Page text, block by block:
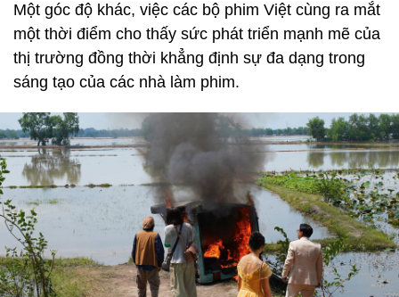
Một góc độ khác, việc các bộ phim Việt cùng ra mắt
một thời điểm cho thấy sức phát triển mạnh mẽ của
thị trường đồng thời khẳng định sự đa dạng trong
sáng tạo của các nhà làm phim.